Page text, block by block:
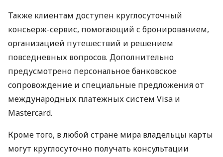
Также клиентам доступен круглосуточный
консьерж-сервис, помогающий с бронированием,
организацией путешествий и решением
повседневных вопросов. Дополнительно
предусмотрено персональное банковское
сопровождение и специальные предложения от
международных платежных систем Visa и
Mastercard.
Кроме того, в любой стране мира владельцы карты
могут круглосуточно получать консультации